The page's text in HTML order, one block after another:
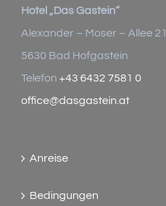
Hotel „Das Gastein“
Alexander – Moser – Allee 21
5630 Bad Hofgastein
Telefon +43 6432 7581 0
office@dasgastein.at
Anreise
Bedingungen